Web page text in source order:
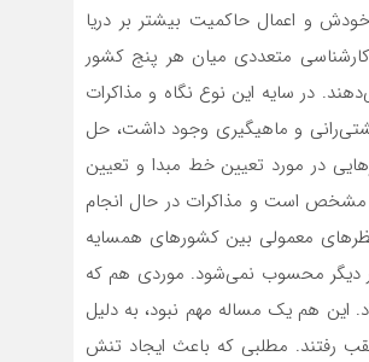
و اعمال حاکمیت بیشتر بر دریا
متعددی میان هر پنج کشور
در سایه این نوع نگاه و مذاکرات
کشتی‌رانی و ماهیگیری وجود داشت، حل
نظرهایی در مورد تعیین خط مبدا و تعیین
مشخص است و مذاکرات در حال انجام
معمولی بین کشورهای همسایه
دیگر محسوب نمی‌شود. موردی هم که
کردید، تنها مورد از این دست بود که فکر کنم سال ۱۳۸۲ رخ داد. این هم یک مساله مهم نبود، به دلیل
رفتند. مطلبی که باعث ایجاد تنش